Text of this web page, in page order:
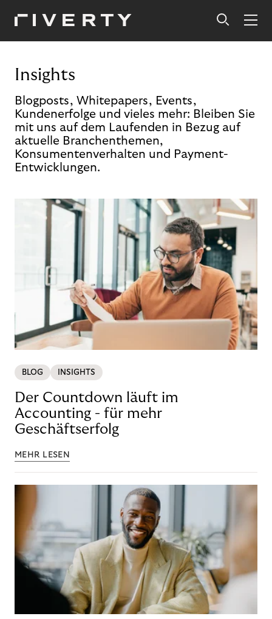
Insights
Blogposts, Whitepapers, Events,
Kundenerfolge und vieles mehr: Bleiben Sie
mit uns auf dem Laufenden in Bezug auf
aktuelle Branchenthemen,
Konsumentenverhalten und Payment-
Entwicklungen.
BLOG INSIGHTS
Der Countdown läuft im
Accounting - für mehr
Geschäftserfolg
MEHR LESEN